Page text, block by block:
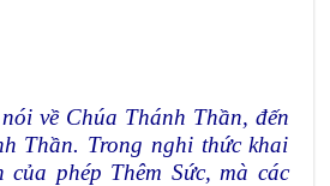
về Chúa Thánh Thần, đến
Thần. Trong nghi thức khai
phép Thêm Sức, mà các